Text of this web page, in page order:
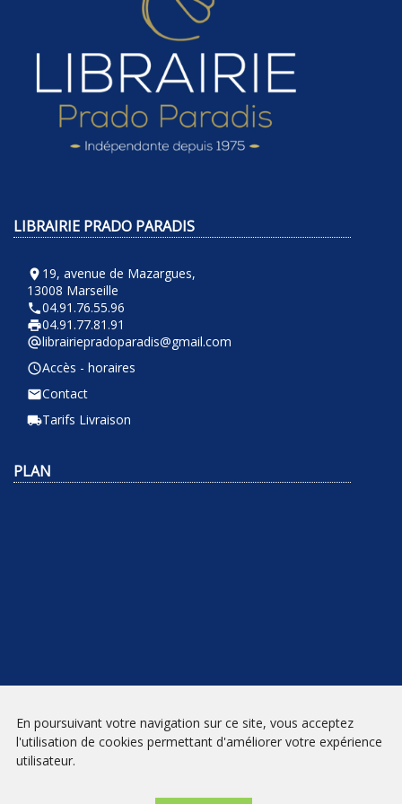
LIBRAIRIE PRADO PARADIS
room 19, avenue de Mazargues,
13008 Marseille
phone04.91.76.55.96
local_printshop04.91.77.81.91
alternate_emaillibrairiepradoparadis@gmail.com
query_builderAccès - horaires
emailContact
local_shippingTarifs Livraison
PLAN
NEWSLETTER
En poursuivant votre navigation sur ce site, vous acceptez
l'utilisation de cookies permettant d'améliorer votre expérience
utilisateur.